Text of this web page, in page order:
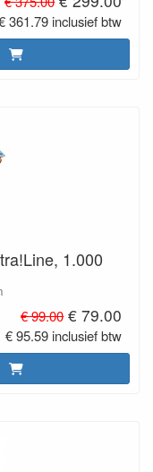
361.79 inclusief btw
1.000
€ 99.00 € 79.00
€ 95.59 inclusief btw